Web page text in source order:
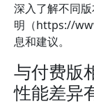
深入了解不同
明（https://
息和建议。
与付费版
性能差异